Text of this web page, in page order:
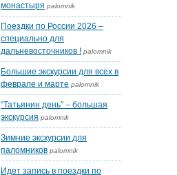
монастыря palomnik
Поездки по России 2026 –
специально для
дальневосточников ! palomnik
Большие экскурсии для всех в
феврале и марте palomnik
“Татьянин день” – большая
экскурсия palomnik
Зимние экскурсии для
паломников palomnik
Идет запись в поездки по